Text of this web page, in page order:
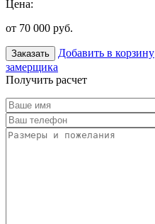
Цена:
от 70 000 руб.
Заказать Добавить в корзину
замерщика
Получить расчет